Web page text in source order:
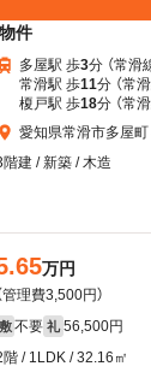
件
多屋駅 歩3分 （常滑
常滑駅 歩11分 （常
榎戸駅 歩18分 （常滑
愛知県常滑市多屋
階建 / 新築 / 木造
万円
管理費3,500円）
敷 不要 礼 56,500円
階 / 1LDK / 32.16㎡